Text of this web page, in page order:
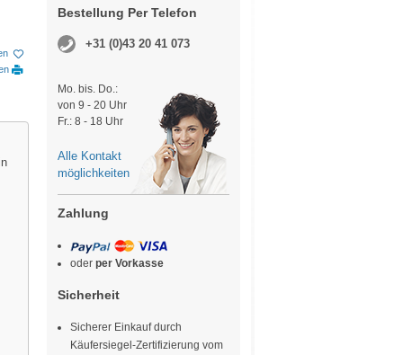
Bestellung Per Telefon
+31 (0)43 20 41 073
Mo. bis. Do.:
von 9 - 20 Uhr
Fr.: 8 - 18 Uhr
Alle Kontakt
möglichkeiten
Zahlung
oder per Vorkasse
Sicherheit
Sicherer Einkauf durch
Käufersiegel-Zertifizierung vom